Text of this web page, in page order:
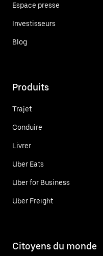
Espace presse
Investisseurs
Blog
Produits
Trajet
Conduire
Livrer
Uber Eats
Uber for Business
Uber Freight
Citoyens du monde